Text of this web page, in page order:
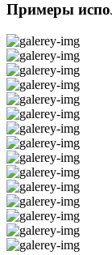
Примеры